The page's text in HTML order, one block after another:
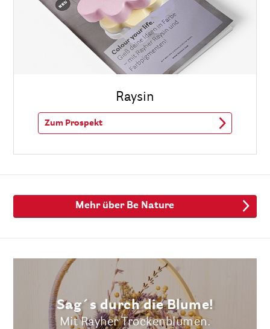
Raysin
Zum Prospekt
Mehr über Be Nature
Sag´s durch die Blume!
Mit Rayher Trockenblumen.